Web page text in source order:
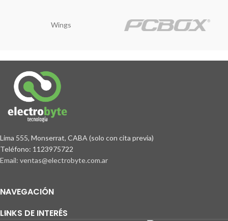
Wings
Lima 555, Monserrat, CABA (solo con cita previa)
Teléfono: 1123975722
Email: ventas@electrobyte.com.ar
NAVEGACIÓN
LINKS DE INTERÉS